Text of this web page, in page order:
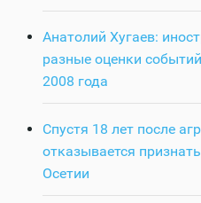
Анатолий Хугаев:
разные оценки
2008 года
Спустя 18 лет после
отказывается
Осетии